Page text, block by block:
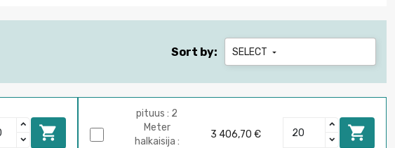
Sort by: SELECT 

pituus : 2
Meter
halkaisija :
3 406,70 € 